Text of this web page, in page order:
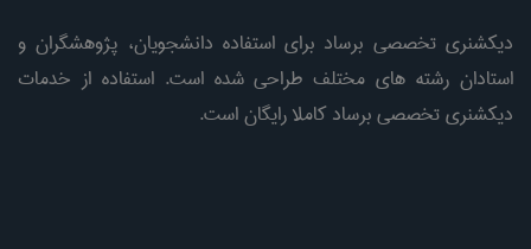
دیکشنری تخصصی برساد برای استفاده دانشجویان، پژوهشگران و
استادان رشته های مختلف طراحی شده است. استفاده از خدمات
دیکشنری تخصصی برساد کاملا رایگان است.